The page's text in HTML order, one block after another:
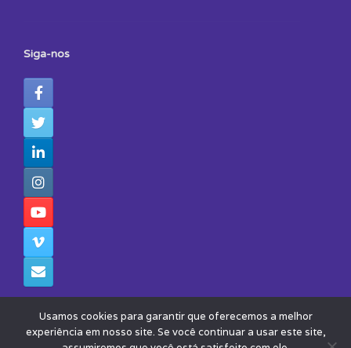
Siga-nos
Usamos cookies para garantir que oferecemos a melhor
experiência em nosso site. Se você continuar a usar este site,